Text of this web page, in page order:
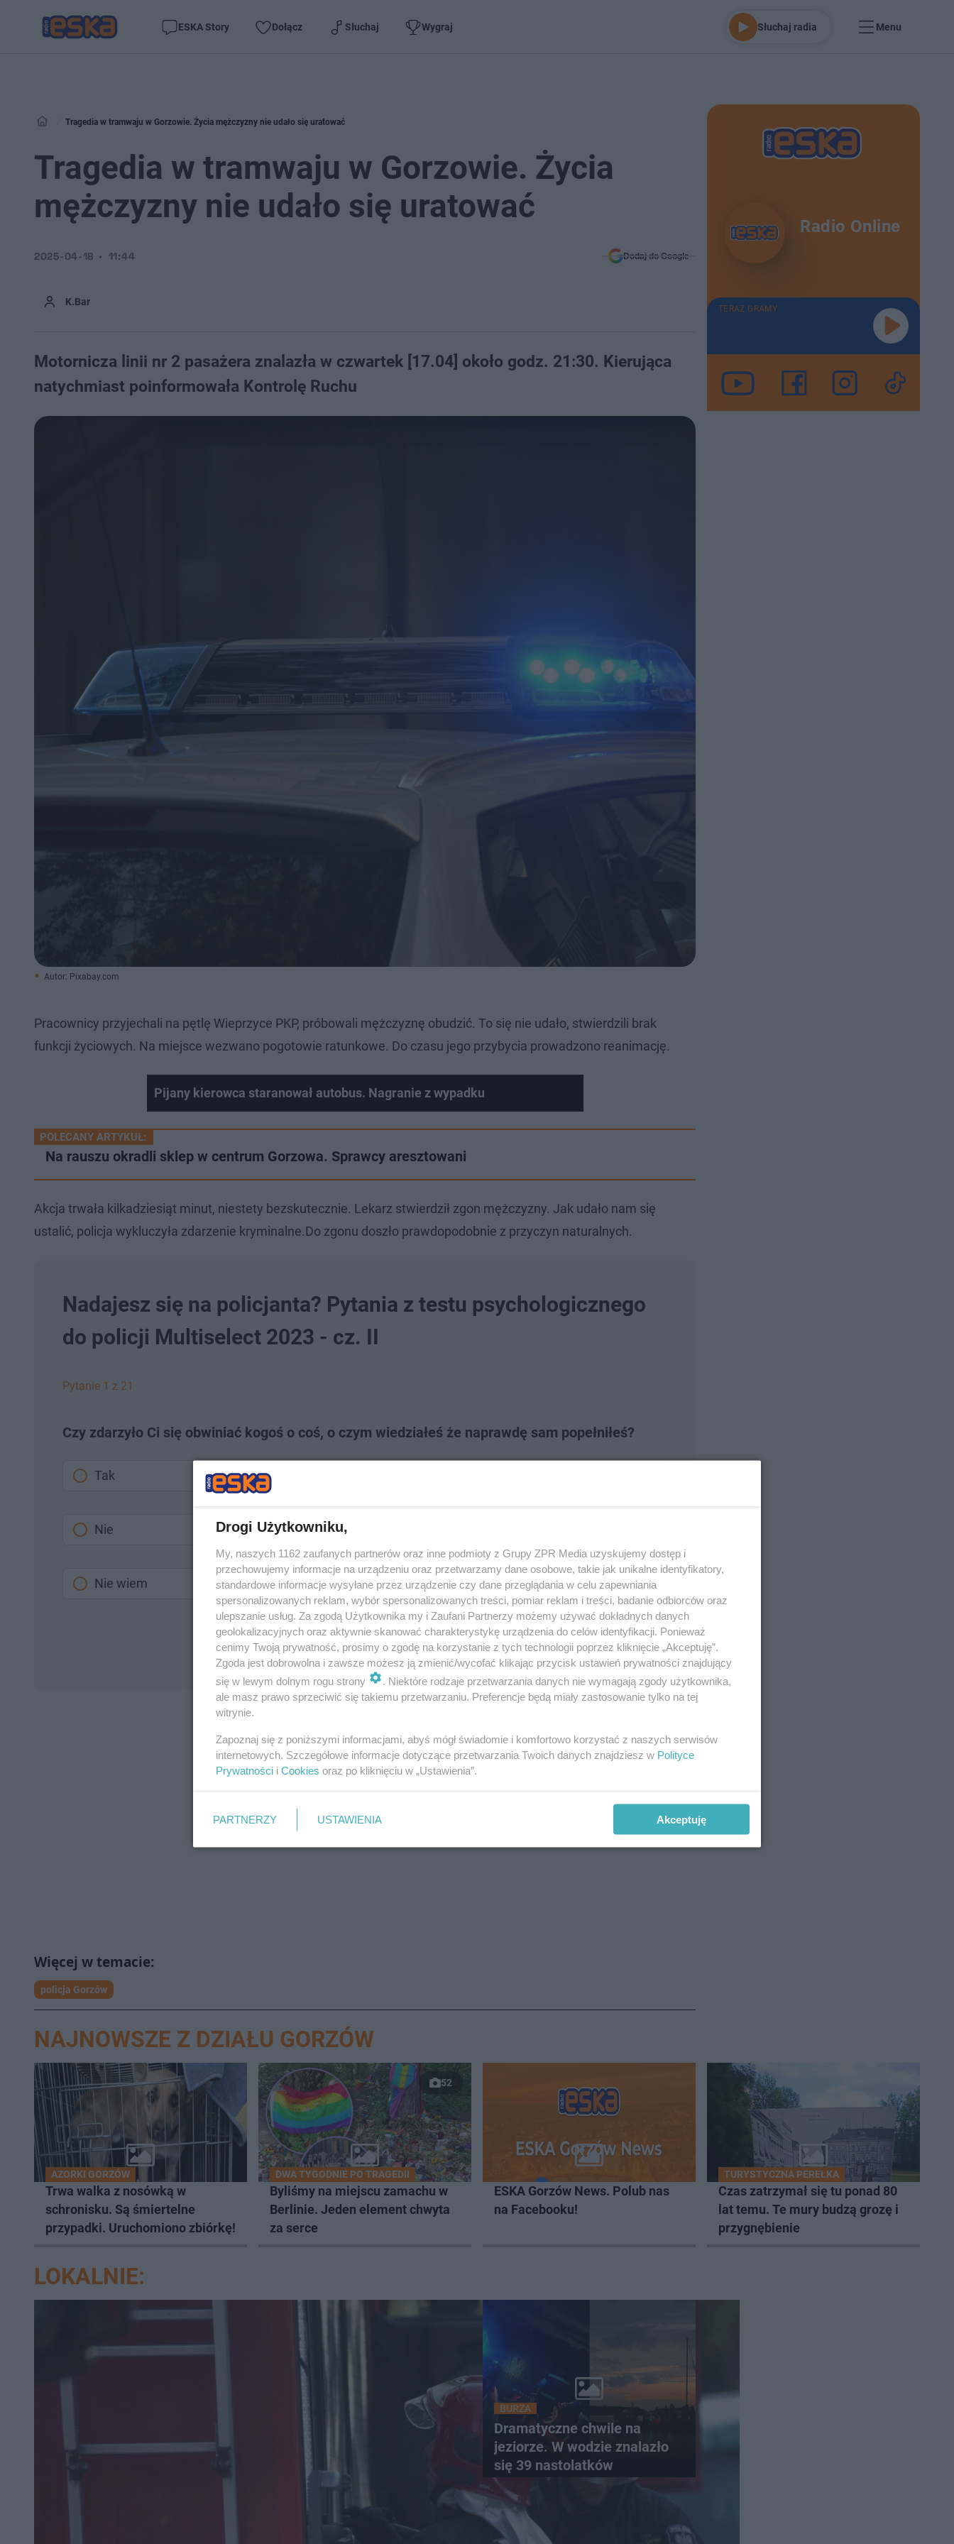
ESKA Story Dołącz Słuchaj Wygraj Słuchaj radia Menu
Tragedia w tramwaju w Gorzowie. Życia mężczyzny nie udało się uratować
Tragedia w tramwaju w Gorzowie. Życia
mężczyzny nie udało się uratować
K.Bar
2025-04-18 11:44 Dodaj do Google
Motornicza linii nr 2 pasażera znalazła w czwartek [17.04] około godz. 21:30. Kierująca
natychmiast poinformowała Kontrolę Ruchu
Autor: Pixabay.com
Pracownicy przyjechali na pętlę Wieprzyce PKP, próbowali mężczyznę obudzić. To się nie udało, stwierdzili brak
funkcji życiowych. Na miejsce wezwano pogotowie ratunkowe. Do czasu jego przybycia prowadzono reanimację.
Pijany kierowca staranował autobus. Nagranie z wypadku
POLECANY ARTYKUŁ:
Na rauszu okradli sklep w centrum Gorzowa. Sprawcy aresztowani
Akcja trwała kilkadziesiąt minut, niestety bezskutecznie. Lekarz stwierdził zgon mężczyzny. Jak udało nam się
ustalić, policja wykluczyła zdarzenie kryminalne.Do zgonu doszło prawdopodobnie z przyczyn naturalnych.
Nadajesz się na policjanta? Pytania z testu psychologicznego
do policji Multiselect 2023 - cz. II
Pytanie 1 z 21
Czy zdarzyło Ci się obwiniać kogoś o coś, o czym wiedziałeś że naprawdę sam popełniłeś?
Tak
Nie
Nie wiem
Następne pytanie
policja Gorzów
Radio Online
TERAZ GRAMY
NAJNOWSZE Z DZIAŁU GORZÓW
AZORKI GORZÓW
Trwa walka z nosówką w
schronisku. Są śmiertelne
przypadki. Uruchomiono zbiórkę!
52
DWA TYGODNIE PO TRAGEDII
Byliśmy na miejscu zamachu w
Berlinie. Jeden element chwyta
za serce
ESKA Gorzów News. Polub nas
na Facebooku!
TURYSTYCZNA PEREŁKA
Czas zatrzymał się tu ponad 80
lat temu. Te mury budzą grozę i
przygnębienie
LOKALNIE:
BURZA
Dramatyczne chwile na
jeziorze. W wodzie znalazło
się 39 nastolatków
Drogi Użytkowniku,
My, naszych 1162 zaufanych partnerów oraz inne podmioty z Grupy ZPR Media uzyskujemy dostęp i
przechowujemy informacje na urządzeniu oraz przetwarzamy dane osobowe, takie jak unikalne identyfikatory,
standardowe informacje wysyłane przez urządzenie czy dane przeglądania w celu zapewniania
spersonalizowanych reklam, wybór spersonalizowanych treści, pomiar reklam i treści, badanie odbiorców oraz
ulepszanie usług. Za zgodą Użytkownika my i Zaufani Partnerzy możemy używać dokładnych danych
geolokalizacyjnych oraz aktywnie skanować charakterystykę urządzenia do celów identyfikacji. Ponieważ
cenimy Twoją prywatność, prosimy o zgodę na korzystanie z tych technologii poprzez kliknięcie „Akceptuję”.
Zgoda jest dobrowolna i zawsze możesz ją zmienić/wycofać klikając przycisk ustawień prywatności znajdujący
się w lewym dolnym rogu strony
. Niektóre rodzaje przetwarzania danych nie wymagają zgody użytkownika,
ale masz prawo sprzeciwić się takiemu przetwarzaniu. Preferencje będą miały zastosowanie tylko na tej
witrynie.
Zapoznaj się z poniższymi informacjami, abyś mógł świadomie i komfortowo korzystać z naszych serwisów
internetowych. Szczegółowe informacje dotyczące przetwarzania Twoich danych znajdziesz w Polityce
Prywatności i Cookies oraz po kliknięciu w „Ustawienia”.
PARTNERZY USTAWIENIA Akceptuję